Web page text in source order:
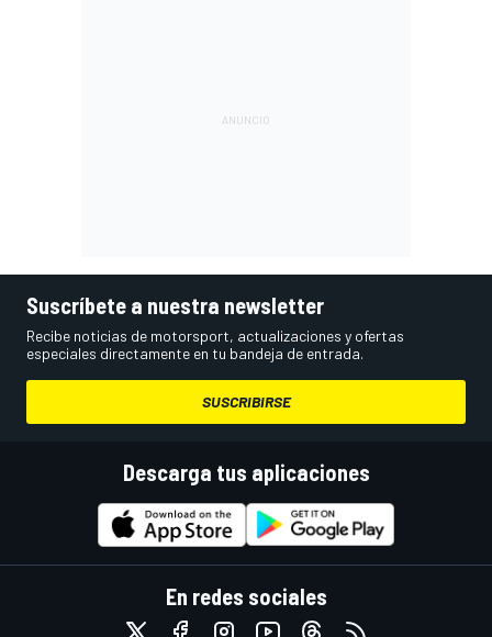
Suscríbete a nuestra newsletter
Recibe noticias de motorsport, actualizaciones y ofertas
especiales directamente en tu bandeja de entrada.
SUSCRIBIRSE
Descarga tus aplicaciones
En redes sociales